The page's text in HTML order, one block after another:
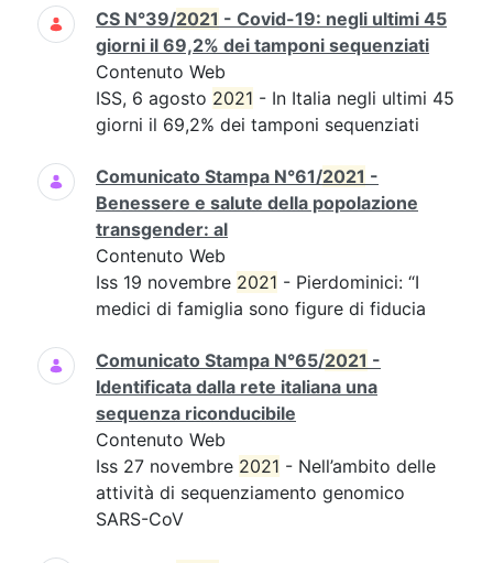
CS N°39/2021 - Covid-19: negli ultimi 45
giorni il 69,2% dei tamponi sequenziati
Contenuto Web
ISS, 6 agosto 2021 - In Italia negli ultimi 45
giorni il 69,2% dei tamponi sequenziati
Comunicato Stampa N°61/2021 -
Benessere e salute della popolazione
transgender: al
Contenuto Web
Iss 19 novembre 2021 - Pierdominici: “I
medici di famiglia sono figure di fiducia
Comunicato Stampa N°65/2021 -
Identificata dalla rete italiana una
sequenza riconducibile
Contenuto Web
Iss 27 novembre 2021 - Nell’ambito delle
attività di sequenziamento genomico
SARS-CoV